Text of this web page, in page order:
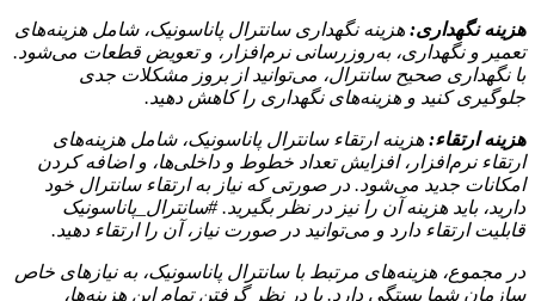
هزینه نگهداری: هزینه نگهداری سانترال پاناسونیک، شامل هزینه‌های
تعمیر و نگهداری، به‌روزرسانی نرم‌افزار، و تعویض قطعات می‌شود.
با نگهداری صحیح سانترال، می‌توانید از بروز مشکلات جدی
جلوگیری کنید و هزینه‌های نگهداری را کاهش دهید.
هزینه ارتقاء: هزینه ارتقاء سانترال پاناسونیک، شامل هزینه‌های
ارتقاء نرم‌افزار، افزایش تعداد خطوط و داخلی‌ها، و اضافه کردن
امکانات جدید می‌شود. در صورتی که نیاز به ارتقاء سانترال خود
دارید، باید هزینه آن را نیز در نظر بگیرید. #سانترال_پاناسونیک
قابلیت ارتقاء دارد و می‌توانید در صورت نیاز، آن را ارتقاء دهید.
در مجموع، هزینه‌های مرتبط با سانترال پاناسونیک، به نیازهای خاص
سازمان شما بستگی دارد. با در نظر گرفتن تمام این هزینه‌ها،